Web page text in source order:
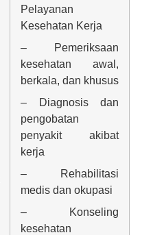
Pelayanan
Kesehatan Kerja
– Pemeriksaan
kesehatan awal,
berkala, dan khusus
– Diagnosis dan
pengobatan
penyakit akibat
kerja
– Rehabilitasi
medis dan okupasi
– Konseling
kesehatan